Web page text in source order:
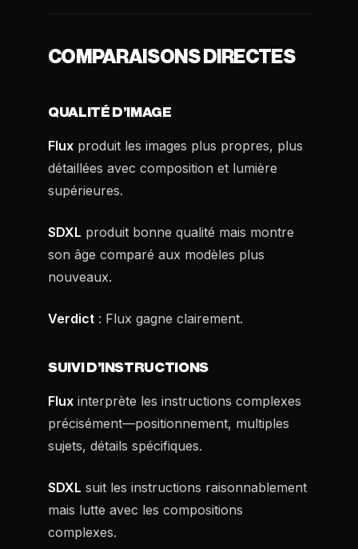
COMPARAISONS DIRECTES
QUALITÉ D’IMAGE
Flux produit les images plus propres, plus
détaillées avec composition et lumière
supérieures.
SDXL produit bonne qualité mais montre
son âge comparé aux modèles plus
nouveaux.
Verdict : Flux gagne clairement.
SUIVI D’INSTRUCTIONS
Flux interprète les instructions complexes
précisément—positionnement, multiples
sujets, détails spécifiques.
SDXL suit les instructions raisonnablement
mais lutte avec les compositions
complexes.